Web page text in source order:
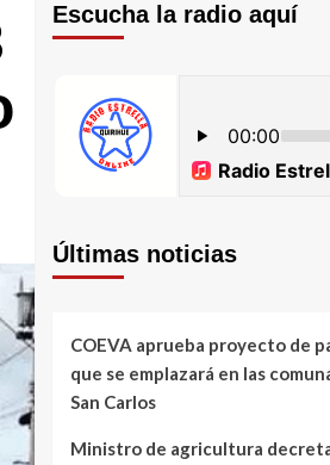
Escucha la radio aquí
Últimas noticias
COEVA aprueba proyecto de
que se emplazará en las
San Carlos
Ministro de agricultura